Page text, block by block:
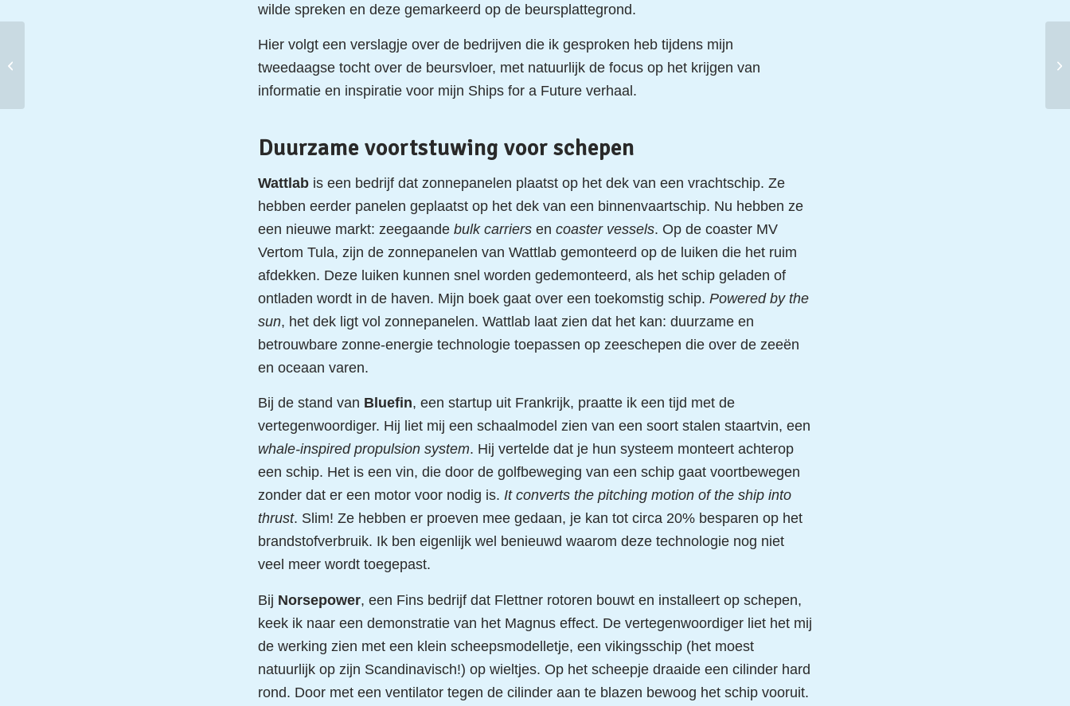
wilde spreken en deze gemarkeerd op de beursplattegrond.
Hier volgt een verslagje over de bedrijven die ik gesproken heb tijdens mijn
tweedaagse tocht over de beursvloer, met natuurlijk de focus op het krijgen van
informatie en inspiratie voor mijn Ships for a Future verhaal.
Duurzame voortstuwing voor schepen
Wattlab is een bedrijf dat zonnepanelen plaatst op het dek van een vrachtschip. Ze
hebben eerder panelen geplaatst op het dek van een binnenvaartschip. Nu hebben ze
een nieuwe markt: zeegaande bulk carriers en coaster vessels. Op de coaster MV
Vertom Tula, zijn de zonnepanelen van Wattlab gemonteerd op de luiken die het ruim
afdekken. Deze luiken kunnen snel worden gedemonteerd, als het schip geladen of
ontladen wordt in de haven. Mijn boek gaat over een toekomstig schip. Powered by the
sun, het dek ligt vol zonnepanelen. Wattlab laat zien dat het kan: duurzame en
betrouwbare zonne-energie technologie toepassen op zeeschepen die over de zeeën
en oceaan varen.
Bij de stand van Bluefin, een startup uit Frankrijk, praatte ik een tijd met de
vertegenwoordiger. Hij liet mij een schaalmodel zien van een soort stalen staartvin, een
whale-inspired propulsion system. Hij vertelde dat je hun systeem monteert achterop
een schip. Het is een vin, die door de golfbeweging van een schip gaat voortbewegen
zonder dat er een motor voor nodig is. It converts the pitching motion of the ship into
thrust. Slim! Ze hebben er proeven mee gedaan, je kan tot circa 20% besparen op het
brandstofverbruik. Ik ben eigenlijk wel benieuwd waarom deze technologie nog niet
veel meer wordt toegepast.
Bij Norsepower, een Fins bedrijf dat Flettner rotoren bouwt en installeert op schepen,
keek ik naar een demonstratie van het Magnus effect. De vertegenwoordiger liet het mij
de werking zien met een klein scheepsmodelletje, een vikingsschip (het moest
natuurlijk op zijn Scandinavisch!) op wieltjes. Op het scheepje draaide een cilinder hard
rond. Door met een ventilator tegen de cilinder aan te blazen bewoog het schip vooruit.